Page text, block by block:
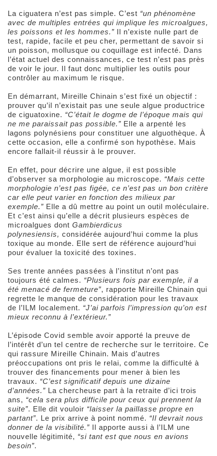
La ciguatera n’est pas simple. C’est “un phénomène
avec de multiples entrées qui implique les microalgues,
les poissons et les hommes.” Il n’existe nulle part de
test, rapide, facile et peu cher, permettant de savoir si
un poisson, mollusque ou coquillage est infecté. Dans
l’état actuel des connaissances, ce test n’est pas près
de voir le jour. Il faut donc multiplier les outils pour
contrôler au maximum le risque.
En démarrant, Mireille Chinain s’est fixé un objectif :
prouver qu’il n’existait pas une seule algue productrice
de ciguatoxine. “C’était le dogme de l’époque mais qui
ne me paraissait pas possible.” Elle a arpenté les
lagons polynésiens pour constituer une alguothèque. À
cette occasion, elle a confirmé son hypothèse. Mais
encore fallait-il réussir à le prouver.
En effet, pour décrire une algue, il est possible
d’observer sa morphologie au microscope. “Mais cette
morphologie n’est pas figée, ce n’est pas un bon critère
car elle peut varier en fonction des milieux par
exemple.” Elle a dû mettre au point un outil moléculaire.
Et c’est ainsi qu’elle a décrit plusieurs espèces de
microalgues dont Gambierdicus
polynesiensis, considérée aujourd’hui comme la plus
toxique au monde. Elle sert de référence aujourd’hui
pour évaluer la toxicité des toxines.
Ses trente années passées à l’institut n’ont pas
toujours été calmes. “Plusieurs fois par exemple, il a
été menacé de fermeture”, rapporte Mireille Chinain qui
regrette le manque de considération pour les travaux
de l’ILM localement. “J’ai parfois l’impression qu’on est
mieux reconnu à l’extérieur.”
L’épisode Covid semble avoir apporté la preuve de
l’intérêt d’un tel centre de recherche sur le territoire. Ce
qui rassure Mireille Chinain. Mais d’autres
préoccupations ont pris le relai, comme la difficulté à
trouver des financements pour mener à bien les
travaux. “C’est significatif depuis une dizaine
d’années.” La chercheuse part à la retraite d’ici trois
ans, “cela sera plus difficile pour ceux qui prennent la
suite”. Elle dit vouloir “laisser la paillasse propre en
partant”. Le prix arrive à point nommé. “Il devrait nous
donner de la visibilité.” Il apporte aussi à l’ILM une
nouvelle légitimité, “si tant est que nous en avions
besoin”.